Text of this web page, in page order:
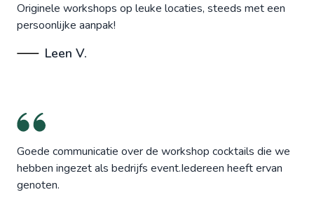
Originele workshops op leuke locaties, steeds met een
persoonlijke aanpak!
Leen V.
Goede communicatie over de workshop cocktails die we
hebben ingezet als bedrijfs event.Iedereen heeft ervan
genoten.